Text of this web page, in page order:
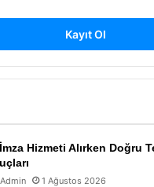
Kayıt Ol
Hizmeti Alırken Doğru
Admin 1 Ağustos 2026